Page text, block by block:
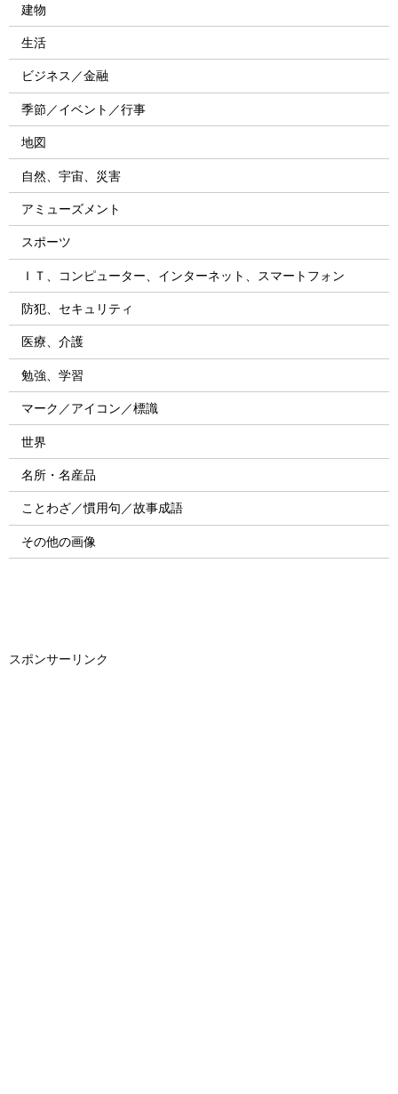
建物
生活
ビジネス／金融
季節／イベント／行事
地図
自然、宇宙、災害
アミューズメント
スポーツ
ＩＴ、コンピューター、インターネット、スマートフォン
防犯、セキュリティ
医療、介護
勉強、学習
マーク／アイコン／標識
世界
名所・名産品
ことわざ／慣用句／故事成語
その他の画像
スポンサーリンク